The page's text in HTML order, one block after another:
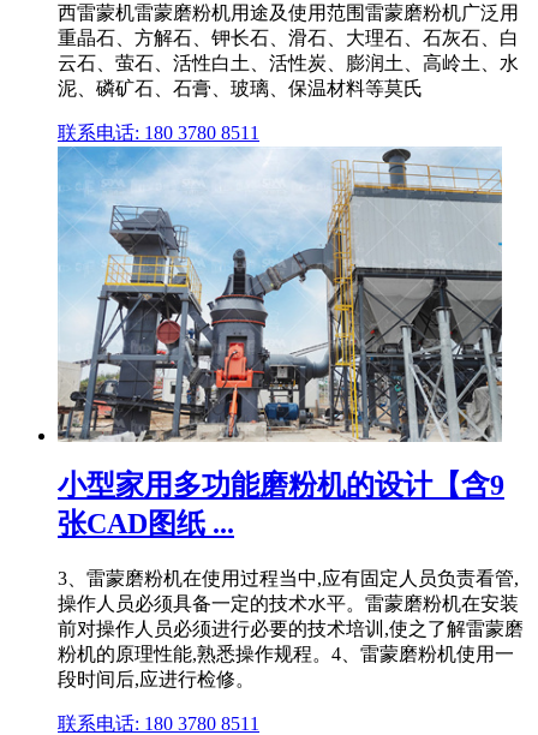
西雷蒙机雷蒙磨粉机用途及使用范围雷蒙磨粉机广泛用
重晶石、方解石、钾长石、滑石、大理石、石灰石、白
云石、萤石、活性白土、活性炭、膨润土、高岭土、水
泥、磷矿石、石膏、玻璃、保温材料等莫氏
联系电话: 180 3780 8511
小型家用多功能磨粉机的设计【含9
张CAD图纸 ...
3、雷蒙磨粉机在使用过程当中,应有固定人员负责看管,
操作人员必须具备一定的技术水平。雷蒙磨粉机在安装
前对操作人员必须进行必要的技术培训,使之了解雷蒙磨
粉机的原理性能,熟悉操作规程。4、雷蒙磨粉机使用一
段时间后,应进行检修。
联系电话: 180 3780 8511